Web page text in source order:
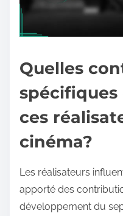
Quelles
ces
cinéma?
Les réalisateurs
apporté des
développement du